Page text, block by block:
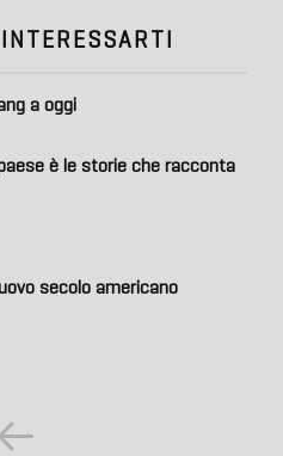
a oggi
è le storie che racconta
secolo americano